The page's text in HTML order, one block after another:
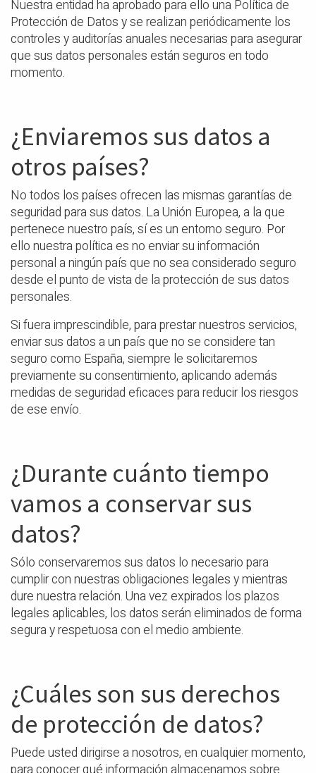
Nuestra entidad ha aprobado para ello una Política de
Protección de Datos y se realizan periódicamente los
controles y auditorías anuales necesarias para asegurar
que sus datos personales están seguros en todo
momento.
¿Enviaremos sus datos a
otros países?
No todos los países ofrecen las mismas garantías de
seguridad para sus datos. La Unión Europea, a la que
pertenece nuestro país, sí es un entorno seguro. Por
ello nuestra política es no enviar su información
personal a ningún país que no sea considerado seguro
desde el punto de vista de la protección de sus datos
personales.
Si fuera imprescindible, para prestar nuestros servicios,
enviar sus datos a un país que no se considere tan
seguro como España, siempre le solicitaremos
previamente su consentimiento, aplicando además
medidas de seguridad eficaces para reducir los riesgos
de ese envío.
¿Durante cuánto tiempo
vamos a conservar sus
datos?
Sólo conservaremos sus datos lo necesario para
cumplir con nuestras obligaciones legales y mientras
dure nuestra relación. Una vez expirados los plazos
legales aplicables, los datos serán eliminados de forma
segura y respetuosa con el medio ambiente.
¿Cuáles son sus derechos
de protección de datos?
Puede usted dirigirse a nosotros, en cualquier momento,